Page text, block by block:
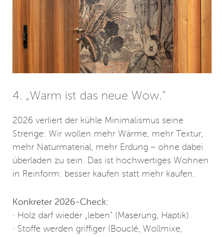
4. „Warm ist das neue Wow.“
2026 verliert der kühle Minimalismus seine
Strenge: Wir wollen mehr Wärme, mehr Textur,
mehr Naturmaterial, mehr Erdung – ohne dabei
überladen zu sein. Das ist hochwertiges Wohnen
in Reinform: besser kaufen statt mehr kaufen.
Konkreter 2026-Check:
· Holz darf wieder „leben“ (Maserung, Haptik)
· Stoffe werden griffiger (Bouclé, Wollmixe,